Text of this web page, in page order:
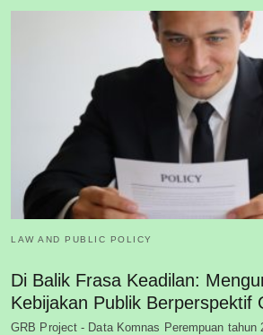
LAW AND PUBLIC POLICY
Di Balik Frasa Keadilan:
Kebijakan Publik Berperspektif
GRB Project - Data Komnas Perempuan tahun